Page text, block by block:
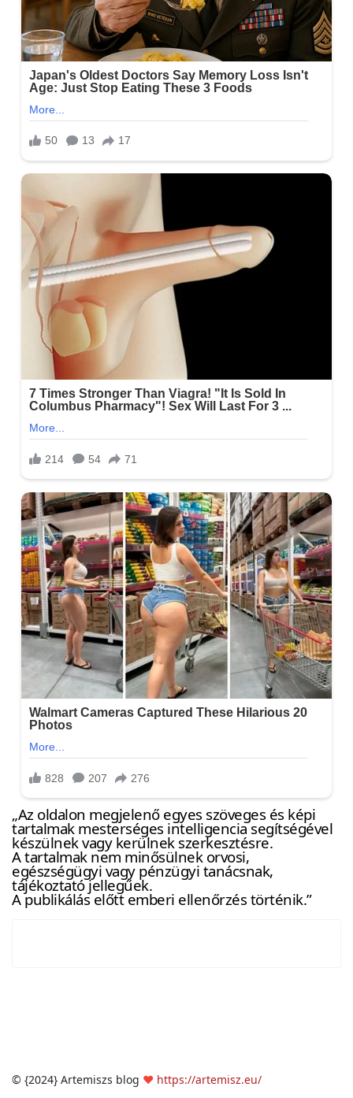
„Az oldalon megjelenő egyes szöveges és képi
tartalmak mesterséges intelligencia segítségével
készülnek vagy kerülnek szerkesztésre.
A tartalmak nem minősülnek orvosi,
egészségügyi vagy pénzügyi tanácsnak,
tájékoztató jellegűek.
A publikálás előtt emberi ellenőrzés történik.”
© {2024} Artemiszs blog ❤ https://artemisz.eu/